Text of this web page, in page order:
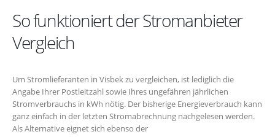
So funktioniert der Stromanbieter
Vergleich
Um Stromlieferanten in Visbek zu vergleichen, ist lediglich die
Angabe Ihrer Postleitzahl sowie Ihres ungefähren jährlichen
Stromverbrauchs in kWh nötig. Der bisherige Energieverbrauch kann
ganz einfach in der letzten Stromabrechnung nachgelesen werden.
Als Alternative eignet sich ebenso der